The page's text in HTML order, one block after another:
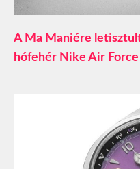
A Ma Maniére
hófehér Nike Air